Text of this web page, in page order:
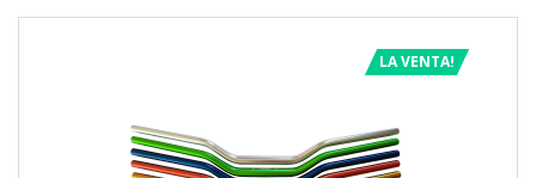
LA VENTA!